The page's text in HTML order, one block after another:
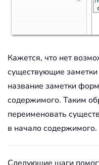
Кажется, что нет
существующие
название заметки
содержимого. Таким
переименовать
в начало содержимого.